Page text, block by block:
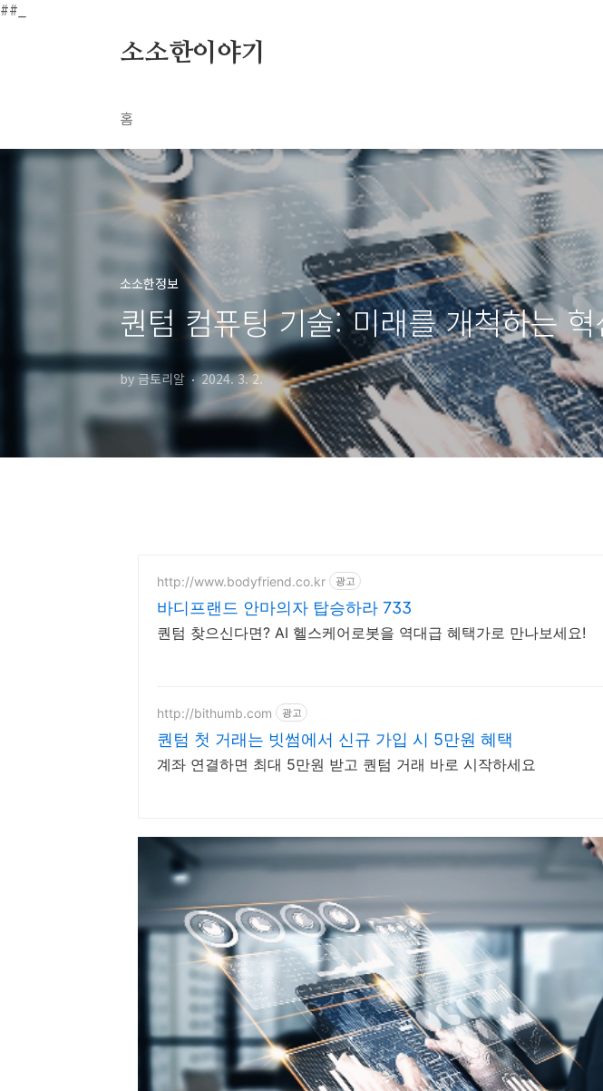
##_
본문 바로가기
소소한이야기
홈
소소한정보
퀀텀 컴퓨팅 기술: 미래를 개척하는
by 금토리알 2024. 3. 2.
http://www.bodyfriend.co.kr 광고
바디프랜드 안마의자 탑승하라 733
퀀텀 찾으신다면? AI 헬스케어로봇을 역대급 혜택가로 만나보세요!
http://bithumb.com 광고
퀀텀 첫 거래는 빗썸에서 신규 가입 시 5만원 혜택
계좌 연결하면 최대 5만원 받고 퀀텀 거래 바로 시작하세요